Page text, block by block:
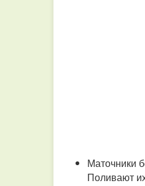
Маточники
Поливают